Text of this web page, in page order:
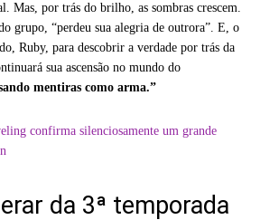
Mas, por trás do brilho, as sombras crescem.
grupo, “perdeu sua alegria de outrora”. E, o
Ruby, para descobrir a verdade por trás da
sua ascensão no mundo do
mentiras como arma.”
confirma silenciosamente um grande
da 3ª temporada